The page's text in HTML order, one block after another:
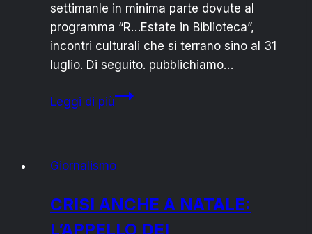
settimanle in minima parte dovute al
programma “R…Estate in Biblioteca”,
incontri culturali che si terrano sino al 31
luglio. Di seguito. pubblichiamo…
Leggi di piùBIBLIOTECA
NUOVI
DI
APERTURA
Giornalismo
CRISI ANCHE A NATALE:
L’APPELLO DEI